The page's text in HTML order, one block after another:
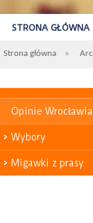
STRONA GŁÓWNA
Strona główna »
Opinie
Wybory
Migawki z prasy